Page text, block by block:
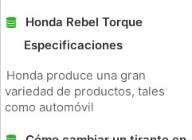
Honda Rebel Torque
Especificaciones
Honda produce una gran
variedad de productos, tales
como automóvil